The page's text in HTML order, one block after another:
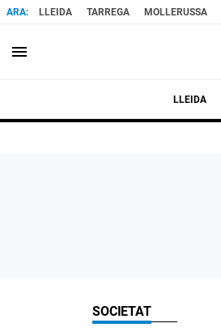
LLEIDA TARREGA MOLLERUSSA
menu
LLEIDA
SOCIETAT